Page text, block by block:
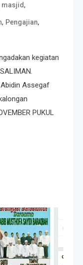
masjid,
, Pengajian,
kegiatan
Assegaf
PUKUL